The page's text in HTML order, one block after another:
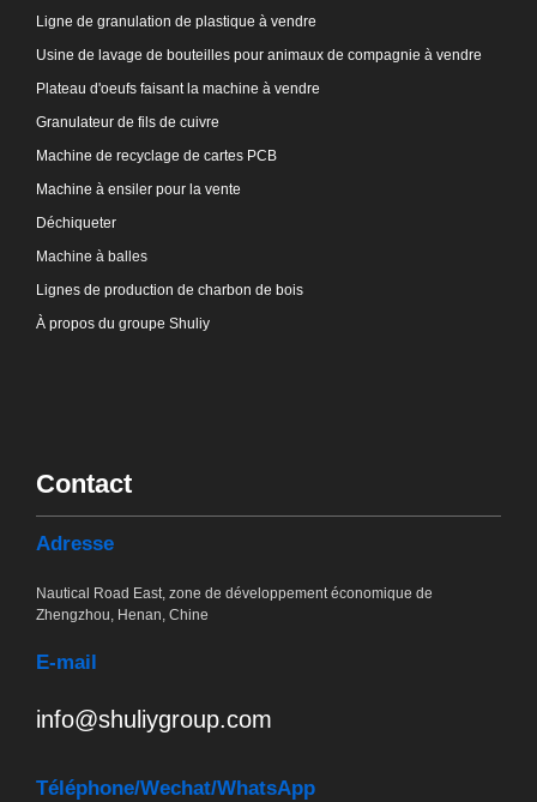
Ligne de granulation de plastique à vendre
Usine de lavage de bouteilles pour animaux de compagnie à vendre
Plateau d'oeufs faisant la machine à vendre
Granulateur de fils de cuivre
Machine de recyclage de cartes PCB
Machine à ensiler pour la vente
Déchiqueter
Machine à balles
Lignes de production de charbon de bois
À propos du groupe Shuliy
Contact
Adresse
Nautical Road East, zone de développement économique de
Zhengzhou, Henan, Chine
E-mail
info@shuliygroup.com
Téléphone/Wechat/WhatsApp